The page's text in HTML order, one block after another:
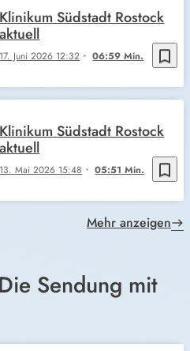
bookmark_border
17. Juni 2026 12:32 06:59 Min.
Klinikum Südstadt Rostock
aktuell
bookmark_border
13. Mai 2026 15:48 05:51 Min.
Klinikum Südstadt Rostock
aktuell
Mehr anzeigen
Sendung mit